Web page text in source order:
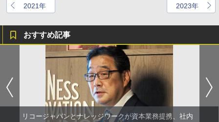
2021年 2023年
おすすめ記事
リコージャパンとナレッジワークが資本業務提携、社内